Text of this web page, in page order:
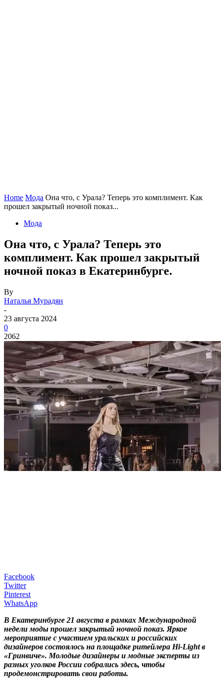
Home Мода Она что, с Урала? Теперь это комплимент. Как
прошел закрытый ночной показ...
Мода
Она что, с Урала? Теперь это
комплимент. Как прошел закрытый
ночной показ в Екатеринбурге.
By
Наталья Мурадян
-
23 августа 2024
0
2062
Facebook
Twitter
Pinterest
WhatsApp
В Екатеринбурге 21 августа в рамках Международной
недели моды прошел закрытый ночной показ. Яркое
мероприятие с участием уральских и российских
дизайнеров состоялось на площадке ритейлера Hi-Light в
«Гринвиче». Молодые дизайнеры и модные эксперты из
разных уголков России собрались здесь, чтобы
продемонстрировать свои работы.